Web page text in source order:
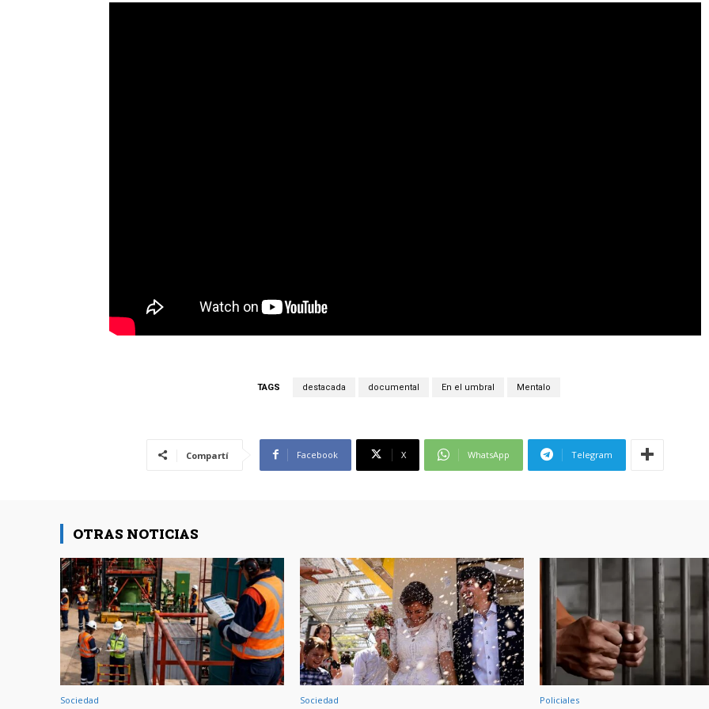
TAGS destacada documental En el umbral Mentalo
Compartí Facebook X WhatsApp Telegram
OTRAS NOTICIAS
Sociedad Sociedad Policiales